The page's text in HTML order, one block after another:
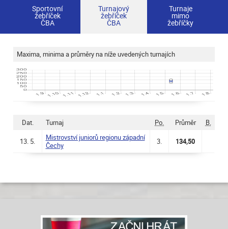
Sportovní
žebříček
ČBA
Turnajový
žebříček
ČBA
Turnaje
mimo
žebříčky
Maxima, minima a průměry na níže uvedených turnajích
Dat. Turnaj Po. Průměr B.
13. 5.
Mistrovství juniorů regionu západní
Čechy
3. 134,50